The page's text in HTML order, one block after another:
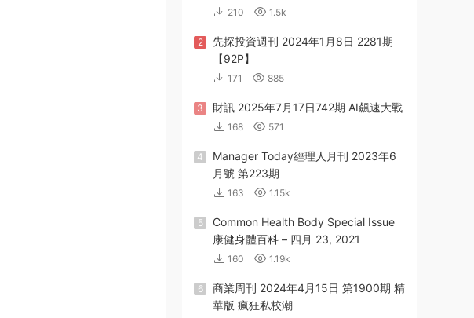
210 1.5k
2
先探投資週刊 2024年1月8日 2281期
【92P】
171 885
3 財訊 2025年7月17日742期 AI飆速大戰
168 571
4
Manager Today經理人月刊 2023年6
月號 第223期
163 1.15k
5
Common Health Body Special Issue
康健身體百科 – 四月 23, 2021
160 1.19k
6
商業周刊 2024年4月15日 第1900期 精
華版 瘋狂私校潮